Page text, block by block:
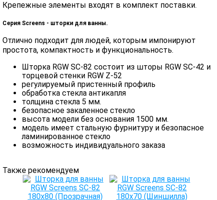
Крепежные элементы входят в комплект поставки.
Серия Screens - шторки для ванны.
Отлично подходит для людей, которым импонируют
простота, компактность и функциональность.
Шторка RGW SC-82 состоит из шторы RGW SC-42 и
торцевой стенки RGW Z-52
регулируемый пристенный профиль
обработка стекла антикапля
толщина стекла 5 мм.
безопасное закаленное стекло
высота модели без основания 1500 мм.
модель имеет стальную фурнитуру и безопасное
ламинированное стекло
возможность индивидуального заказа
Также рекомендуем